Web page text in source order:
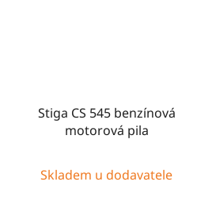
Stiga CS 545 benzínová
motorová pila
Skladem u dodavatele